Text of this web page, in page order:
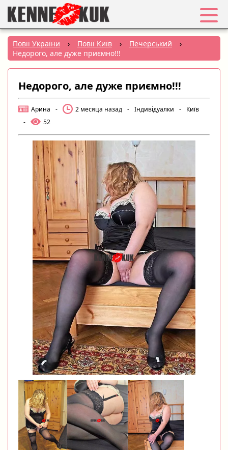
Обране
Вхід
Реєстрація
Міста:
РУС|
УКР
Створити оголошення
Повії України › Повії Київ › Печерський
›
Недорого, але дуже приємно!!!
Недорого, але дуже приємно!!!
Арина - 2 месяца назад - Індивідуалки -
Київ
-
52